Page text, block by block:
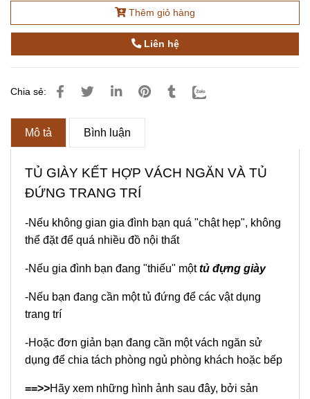
Thêm giỏ hàng
Liên hệ
Chia sẻ:
Mô tả Bình luận
TỦ GIÀY KẾT HỢP VÁCH NGĂN VÀ TỦ
ĐỨNG TRANG TRÍ
-Nếu không gian gia đình bạn quá "chật hẹp", không
thể đặt để quá nhiều đồ nội thất
-Nếu gia đình bạn đang "thiếu" mộttủ đựng giày
-Nếu bạn đang cần một tủ đứng để các vật dụng
trang trí
-Hoặc đơn giản bạn đang cần một vách ngăn sử
dụng để chia tách phòng ngủ phòng khách hoặc bếp
==>>Hãy xem những hình ảnh sau đây, bởi sản